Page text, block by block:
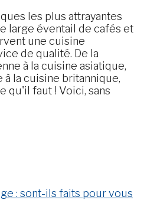
les plus attrayantes
large éventail de cafés et
une cuisine
de qualité. De la
à la cuisine asiatique,
la cuisine britannique,
qu'il faut ! Voici, sans
: sont-ils faits pour vous